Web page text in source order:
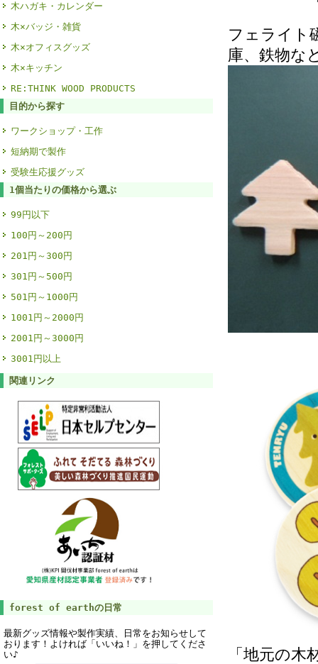
木ハガキ・カレンダー
木×バッジ・雑貨
木×オフィスグッズ
木×キッチン
RE:THINK WOOD PRODUCTS
目的から探す
ワークショップ・工作
短納期で製作
受験生応援グッズ
1個当たりの価格から選ぶ
99円以下
100円～200円
201円～300円
301円～500円
501円～1000円
1001円～2000円
2001円～3000円
3001円以上
関連リンク
forest of earthの日常
最新グッズ情報や製作実績、日常をお知らせして
おります！よければ「いいね！」を押してくださ
い♪
フェライト
庫、鉄物な
「地元の